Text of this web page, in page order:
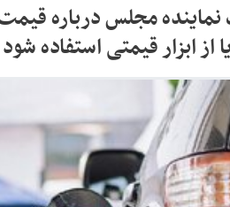
مجلس درباره
از ابزار قیمتی استفاده شود